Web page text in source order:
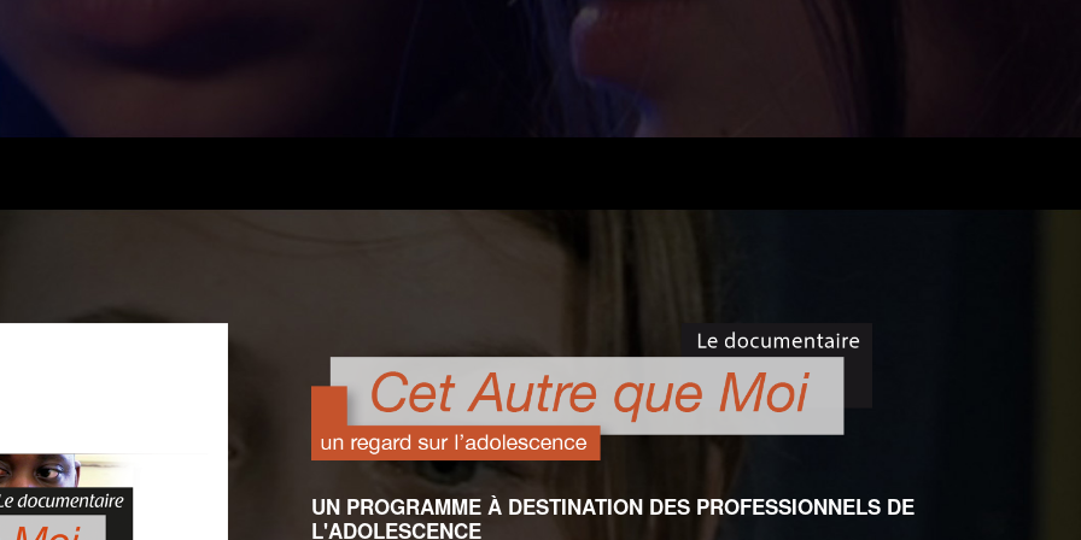
UN PROGRAMME À DESTINATION DES PROFESSIONNELS DE
L'ADOLESCENCE